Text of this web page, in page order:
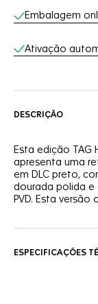
Embalagem
Ativação
DESCRIÇÃO
Esta edição TAG
apresenta uma
em DLC preto,
dourada polida e
PVD. Esta
vermelho,
ESPECIFICAÇÕES